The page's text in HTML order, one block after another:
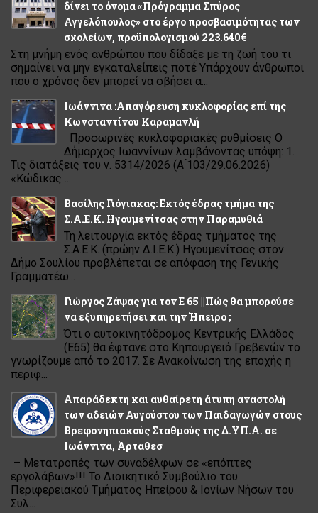
δίνει το όνομα «Πρόγραμμα Σπύρος
Αγγελόπουλος» στο έργο προσβασιμότητας των
σχολείων, προϋπολογισμού 223.640€
Στη μνήμη ενός ανθρώπου που δίδαξε με τη ζωή του τι
σημαίνει να μην εγκαταλείπεις ποτέ Υπάρχουν άνθρωποι
που ο χρόνος δεν μπορεί να σβήσει α...
Ιωάννινα :Απαγόρευση κυκλοφορίας επί της
Κωνσταντίνου Καραμανλή
Προσωρινές κυκλοφοριακές ρυθμίσεις Ο
Δήμαρχος Ιωαννίνων λαμβάνοντας υπόψη: 1.
Τις διατάξεις του ν. 5314/2026 (Α ́103/29.06.2026)
«Κώδικας ...
Βασίλης Γιόγιακας: Εκτός έδρας τμήμα της
Σ.Α.Ε.Κ. Ηγουμενίτσας στην Παραμυθιά
Τη λειτουργία εκτός έδρας τμήματος της
Σ.Α.Ε.Κ. (πρώην Δ.Ι.Ε.Κ.) Ηγουμενίτσας στον
Δήμο Σουλίου προβλέπεται σε απόφαση της Γενικής
Γραμματέω...
Γιώργος Ζάψας για τον Ε 65 ||Πώς θα μπορούσε
να εξυπηρετήσει και την Ήπειρο ;
Ότι ο αυτοκινητόδρομος Κεντρικής Ελλάδος
(Ε65) θα έφτανε στο Κηπουργειό Γρεβενών το
γνωρίζουμε από το 2017. Σε Ανακοίνωση της εποχής η
περιφ...
Απαράδεκτη και αυθαίρετη άτυπη αναστολή
των αδειών Αυγούστου των Παιδαγωγών στους
Βρεφονηπιακούς Σταθμούς της Δ.ΥΠ.Α. σε
Ιωάννινα, Άρταθεσ
– Μετατροπές των συναδέλφων σε «επόπτες
εργολάβων»!!! Το Διοικητικό Συμβούλιο του
Περιφερειακού Τμήματος Ηπείρου & Ιονίων Νήσων του
Συλ...